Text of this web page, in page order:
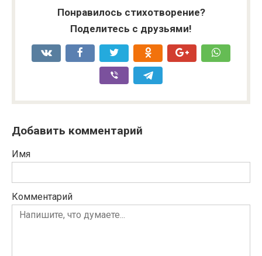
Понравилось стихотворение?
Поделитесь с друзьями!
Добавить комментарий
Имя
Комментарий